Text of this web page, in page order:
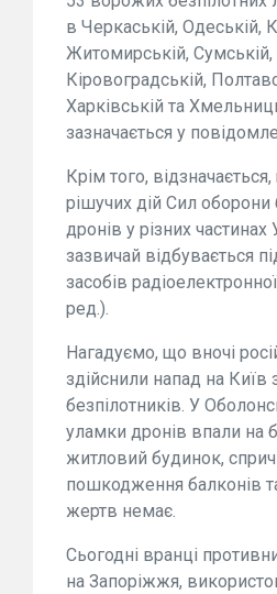
в Черкаській, Одеській,
Житомирській, Сумській,
Кіровоградській,
Харківській та
зазначається у
Крім того,
рішучих дій Сил
дронів у різних частинах
зазвичай відбувається
засобів
ред.).
Нагадуємо, що вночі
здійснили напад на
безпілотників. У
уламки дронів впали на
житловий будинок,
пошкодження балконів
жертв немає.
Сьогодні вранці
на Запоріжжя,